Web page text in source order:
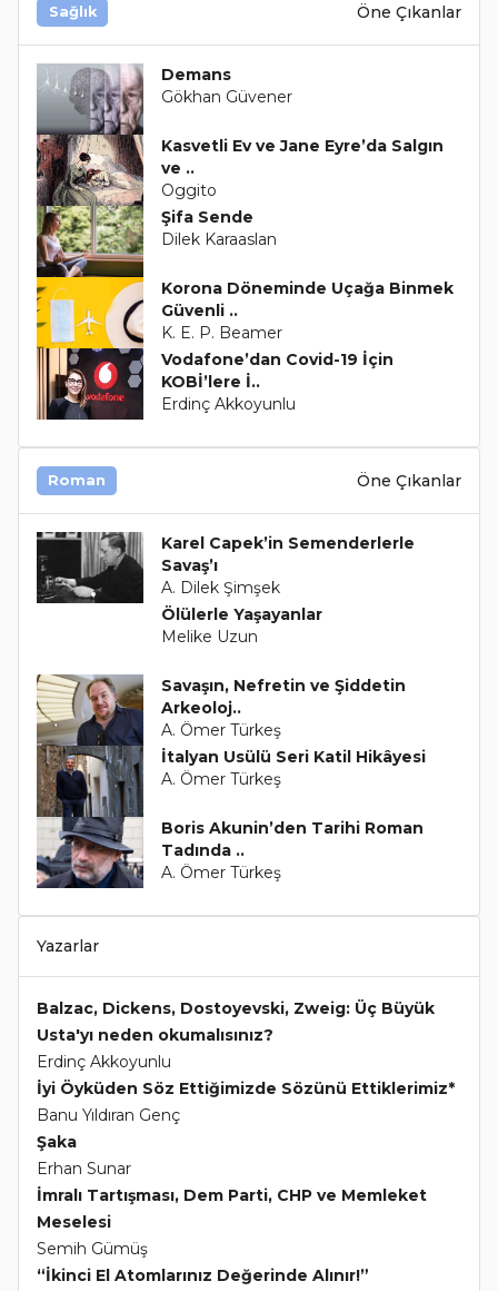
Sağlık Öne Çıkanlar
Demans
Gökhan Güvener
Kasvetli Ev ve Jane Eyre’da Salgın
ve ..
Oggito
Şifa Sende
Dilek Karaaslan
Korona Döneminde Uçağa Binmek
Güvenli ..
K. E. P. Beamer
Vodafone’dan Covid-19 İçin
KOBİ’lere İ..
Erdinç Akkoyunlu
Roman Öne Çıkanlar
Karel Capek’in Semenderlerle
Savaş’ı
A. Dilek Şimşek
Ölülerle Yaşayanlar
Melike Uzun
Savaşın, Nefretin ve Şiddetin
Arkeoloj..
A. Ömer Türkeş
İtalyan Usülü Seri Katil Hikâyesi
A. Ömer Türkeş
Boris Akunin’den Tarihi Roman
Tadında ..
A. Ömer Türkeş
Yazarlar
Balzac, Dickens, Dostoyevski, Zweig: Üç Büyük
Usta'yı neden okumalısınız?
Erdinç Akkoyunlu
İyi Öyküden Söz Ettiğimizde Sözünü Ettiklerimiz*
Banu Yıldıran Genç
Şaka
Erhan Sunar
İmralı Tartışması, Dem Parti, CHP ve Memleket
Meselesi
Semih Gümüş
“İkinci El Atomlarınız Değerinde Alınır!”